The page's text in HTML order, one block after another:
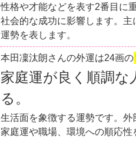
性格や才能などを表す2番目に
社会的な成功に影響します。
運勢を表します。
本田凜汰朗さんの外運は24画の
家庭運が良く順調な
る。
生活面を象徴する運勢です。外
家庭運や職場、環境への順応性